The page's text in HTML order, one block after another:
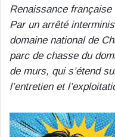
Renaissance française
Par un arrêté
domaine national de
parc de chasse du
de murs, qui s’étend
l’entretien et